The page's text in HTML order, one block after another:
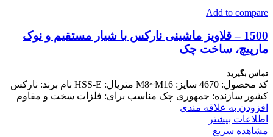
Add to compare
1500 – قلاویز ماشینی نارکس با شیار مستقیم و نوک
مارپیچ، ساخت چک
تماس بگیرید
کد محصول: 4670 سایز: M8~M16 متریال: HSS-E نام برند: نارکس
کشور سازنده: جمهوری چک مناسب برای: فلزات سخت و مقاوم
افزودن به علاقه مندی
اطلاعات بیشتر
مشاهده سریع